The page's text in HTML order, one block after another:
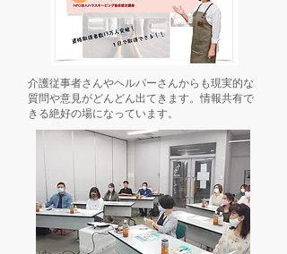
介護従事者さんやヘルパーさんからも現実的な
質問や意見がどんどん出てきます。情報共有で
きる絶好の場になっています。